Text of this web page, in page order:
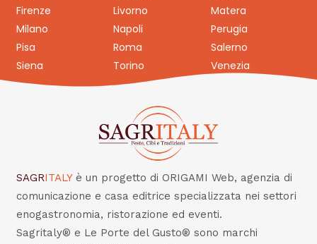
Firenze
Livorno
Matera
Milano
Napoli
Perugia
Pisa
Roma
Salerno
Siena
Torino Venezia
SAGRITALY è un progetto di ORIGAMI Web, agenzia di
comunicazione e casa editrice specializzata nei settori
enogastronomia, ristorazione ed eventi.
Sagritaly® e Le Porte del Gusto® sono marchi